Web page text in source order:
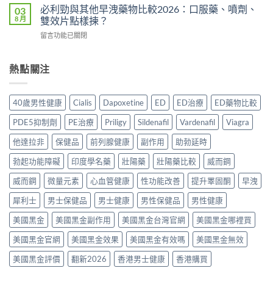
2026
香
港
實
測
價〉
中
常
見
作
全
方
法
與
正
貨
購
買
指
南〉
中
正
貨？
2026
年
渠
價
錢
完
整
指
南〉
中
久
液
哪
裡
安
年
香
港
延
時
噴
霧
購
指
南〉
中
03
8 月
必利勁與其他早洩藥物比較2026：口服藥、噴劑、
雙效片點樣揀？
在
勁
與
他
早
洩
藥
物
比
較
2026：
服
藥、
噴
劑、
雙
效
片
點
留言功能已關閉
熱點關注
40歲男性健康 Cialis Dapoxetine ED ED治療
ED藥物比較
PDE5抑制劑
PE治療 Priligy Sildenafil Vardenafil
Viagra
他達拉非
保健品 前列腺健康 副作用
助勃延時
勃起功能障礙
印度學名藥 壯陽藥 壯陽藥比較
威而鋼
威而鋼
微量元素 心血管健康 性功能改善 提升睪固酮
早洩
犀利士
男士保健品 男士健康 男性保健品
男性健康
美國黑金
美國黑金副作用 美國黑金台灣官網
美國黑金哪裡買
美國黑金官網
美國黑金效果 美國黑金有效嗎
美國黑金無效
美國黑金評價
翻新2026 香港男士健康 香港購買